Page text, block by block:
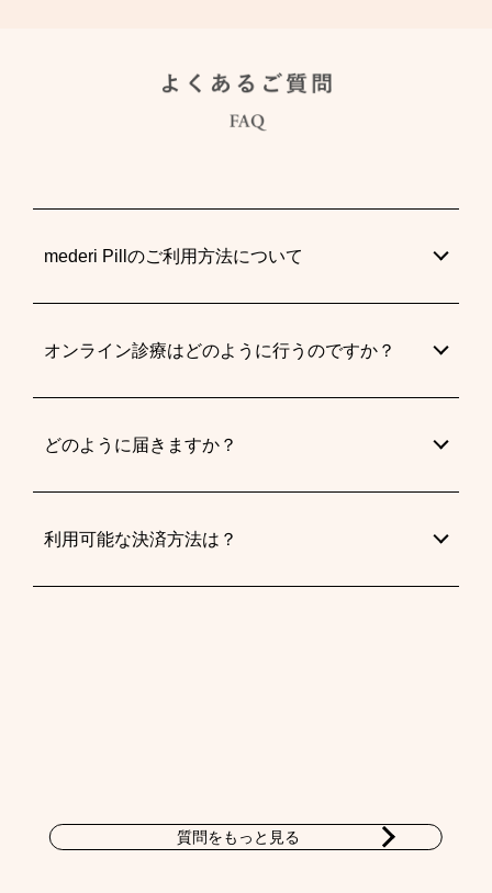
mederi Pillのご利用方法について
オンライン診療はどのように行うのですか？
どのように届きますか？
利用可能な決済方法は？
質問をもっと見る